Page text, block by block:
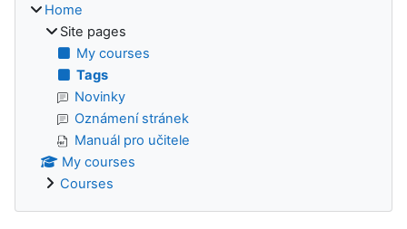
Home
Site pages
My courses
Tags
Novinky
Oznámení stránek
Manuál pro učitele
My courses
Courses